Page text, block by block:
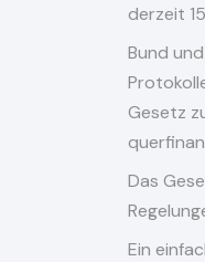
derzeit
Bund
Gesetz
Das
Ein